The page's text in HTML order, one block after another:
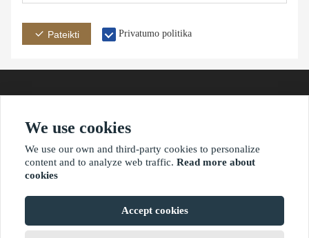
Pateikti Privatumo politika
adresas
?2021 waimaoniu.net
We use cookies
We use our own and third-party cookies to personalize
content and to analyze web traffic. Read more about
cookies
Accept cookies